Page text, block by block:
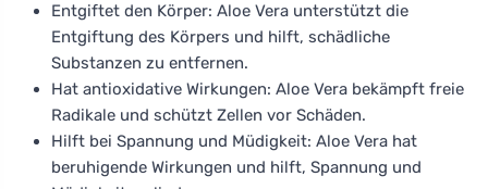
Entgiftet den Körper: Aloe Vera unterstützt die
Entgiftung des Körpers und hilft, schädliche
Substanzen zu entfernen.
Hat antioxidative Wirkungen: Aloe Vera bekämpft freie
Radikale und schützt Zellen vor Schäden.
Hilft bei Spannung und Müdigkeit: Aloe Vera hat
beruhigende Wirkungen und hilft, Spannung und